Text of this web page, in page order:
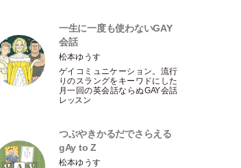
一生に一度も使わないGAY
会話
松本ゆうす
ゲイコミュニケーション。流行
りのスラングをキーワドにした
月一回の英会話ならぬGAY会話
レッスン
つぶやきかるだでさらえる
gAy to Z
松本ゆうす